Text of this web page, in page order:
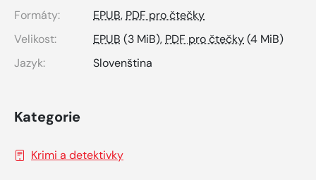
Formáty:
EPUB,PDF pro čtečky
Velikost:
EPUB (3 MiB),PDF pro čtečky(4 MiB)
Jazyk:
Slovenština
Kategorie
Krimi a detektivky